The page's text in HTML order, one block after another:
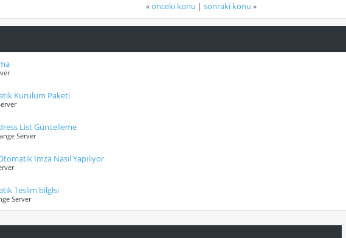
«önceki konu | sonraki konu »
Kurulum Paketi
List Güncelleme
Server
İmza Nasıl Yapılıyor
Teslim bilglsi
Server